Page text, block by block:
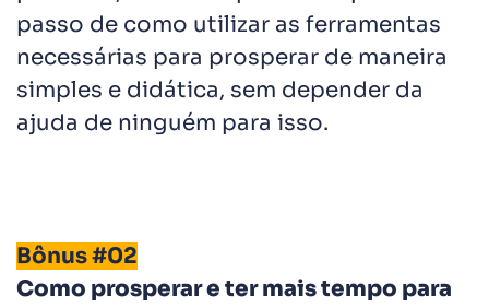
passo de como utilizar as ferramentas
necessárias para prosperar de maneira
simples e didática, sem depender da
ajuda de ninguém para isso.
Bônus #02
Como prosperar e ter mais tempo para